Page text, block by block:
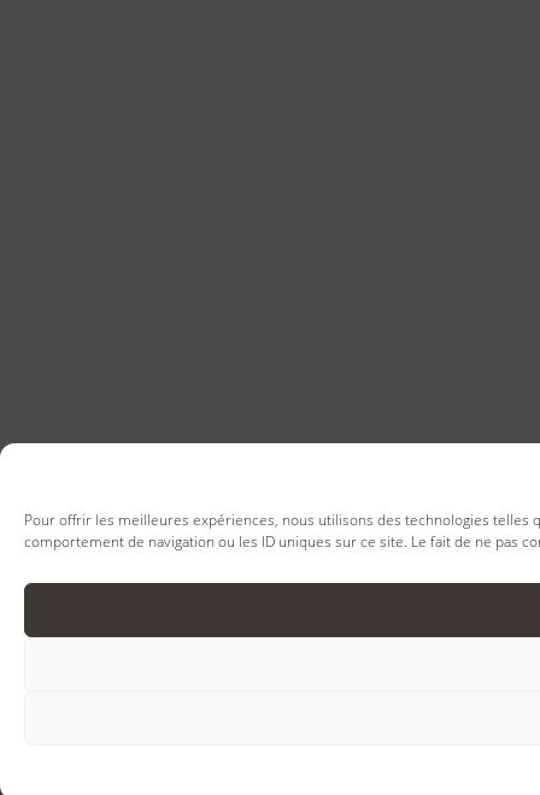
Pour offrir les meilleures expériences, nous utilisons des technologies
comportement de navigation ou les ID uniques sur ce site. Le fait de ne